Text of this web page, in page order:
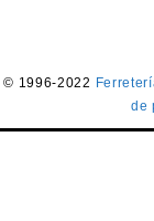
© 1996-2022
de